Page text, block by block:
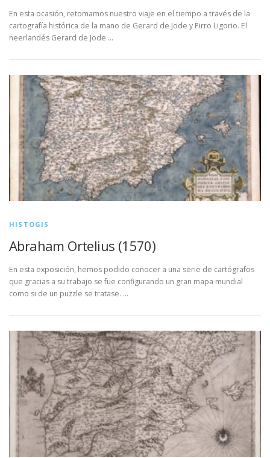
En esta ocasión, retomamos nuestro viaje en el tiempo a través de la
cartografía histórica de la mano de Gerard de Jode y Pirro Ligorio. El
neerlandés Gerard de Jode …
HISTOGIS
Abraham Ortelius (1570)
En esta exposición, hemos podido conocer a una serie de cartógrafos
que gracias a su trabajo se fue configurando un gran mapa mundial
como si de un puzzle se tratase. …